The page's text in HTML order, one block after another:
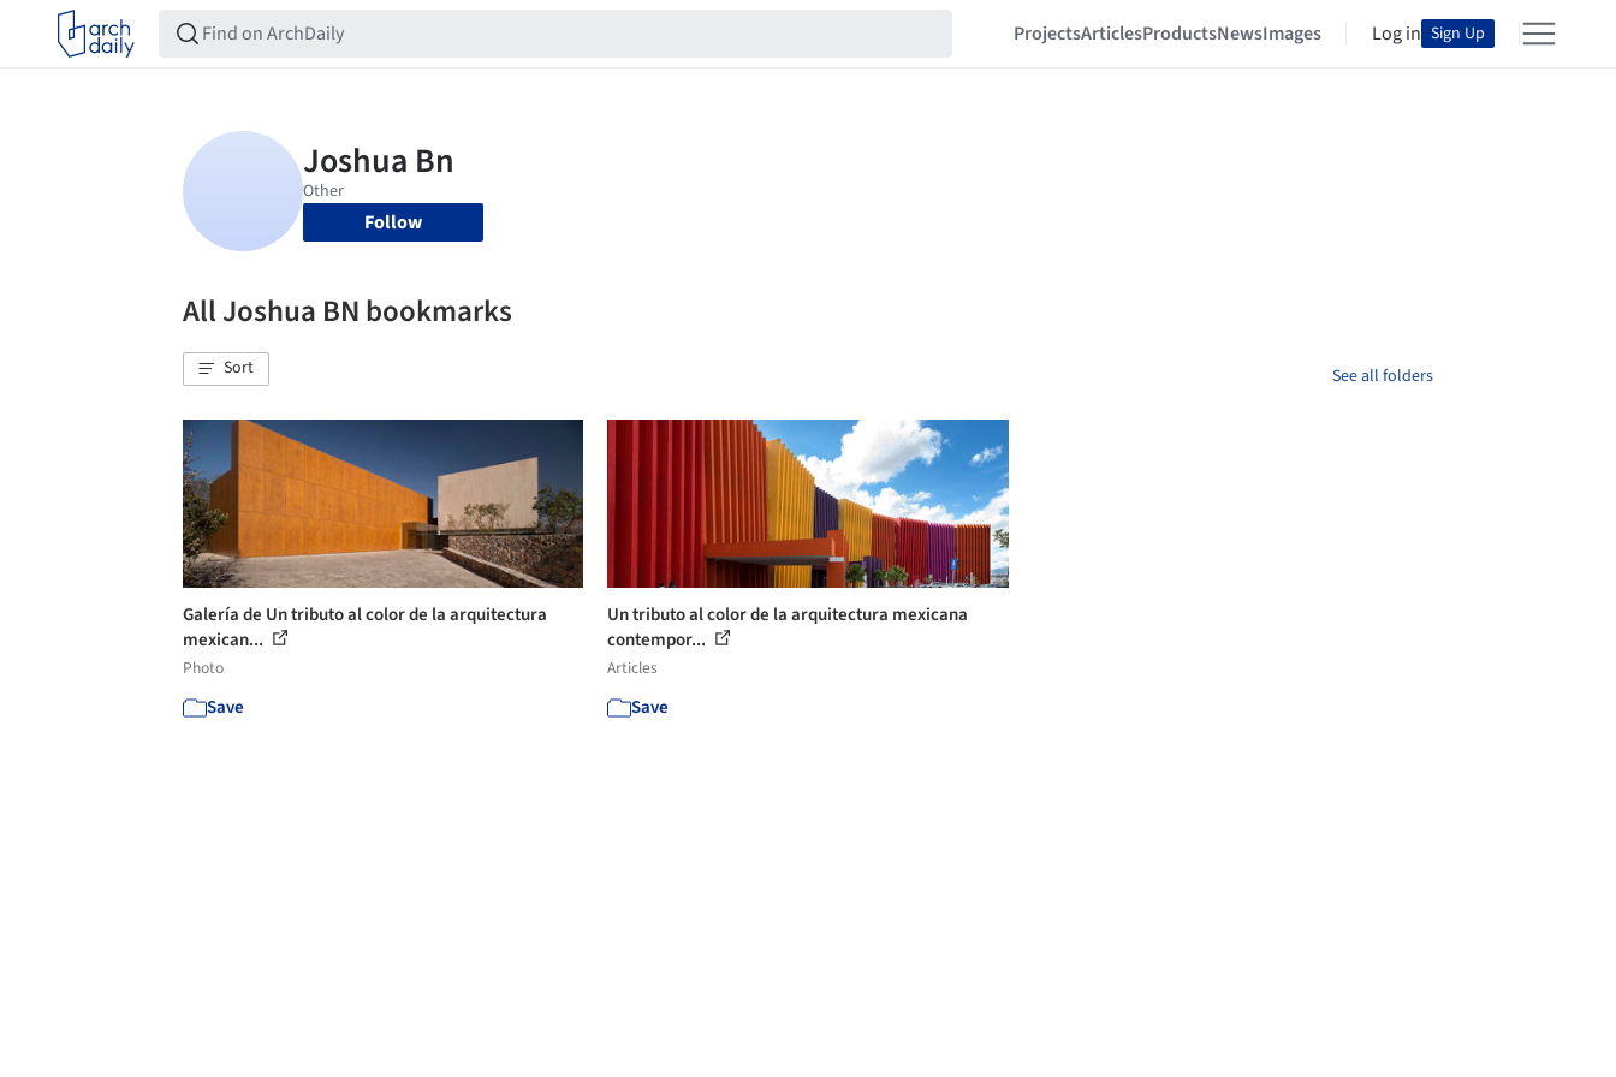
ProjectsArticlesProductsNewsImages Log in Sign Up
Follow
All Joshua BN bookmarks
Sort See all folders
Galería de Un tributo al color de la arquitectura
mexican...
Photo
Save
Un tributo al color de la arquitectura mexicana
contempor...
Articles
Save